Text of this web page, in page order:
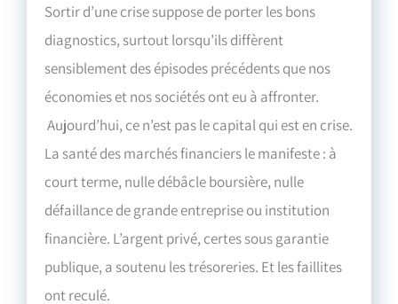
Sortir d’une crise suppose de porter les bons
diagnostics, surtout lorsqu’ils diffèrent
sensiblement des épisodes précédents que nos
économies et nos sociétés ont eu à affronter.
Aujourd’hui, ce n’est pas le capital qui est en crise.
La santé des marchés financiers le manifeste : à
court terme, nulle débâcle boursière, nulle
défaillance de grande entreprise ou institution
financière. L’argent privé, certes sous garantie
publique, a soutenu les trésoreries. Et les faillites
ont reculé.